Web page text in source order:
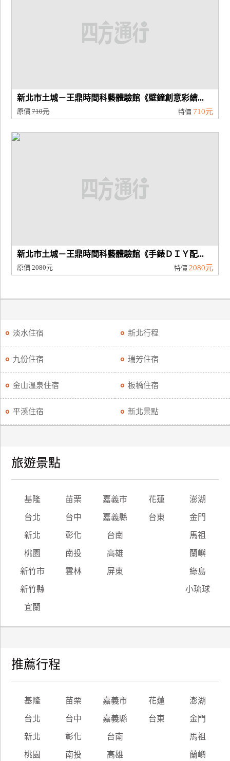
新北市土城－王鼎時間科藝體驗館《壁鐘創意彩繪...
原價710元 特價 710元
新北市土城－王鼎時間科藝體驗館《手錶ＤＩＹ配...
原價2080元 特價 2080元
淡水住宿 新北行程
九份住宿 瑞芳住宿
金山溫泉住宿 板橋住宿
平溪住宿 新北景點
旅遊景點
基隆 苗栗 嘉義市 花蓮 澎湖
台北 台中 嘉義縣 台東 金門
新北 彰化 台南 馬祖
桃園 南投 高雄 蘭嶼
新竹市 雲林 屏東 綠島
新竹縣 小琉球
宜蘭
推薦行程
基隆 苗栗 嘉義市 花蓮 澎湖
台北 台中 嘉義縣 台東 金門
新北 彰化 台南 馬祖
桃園 南投 高雄 蘭嶼